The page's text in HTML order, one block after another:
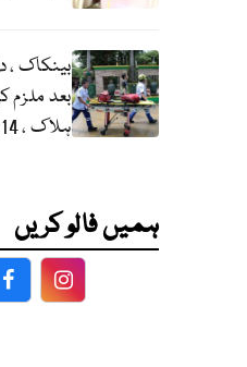
بینکاک ،
ہلاک ، 14 زخمی
ہمیں فالو کریں
FacebookFacebook